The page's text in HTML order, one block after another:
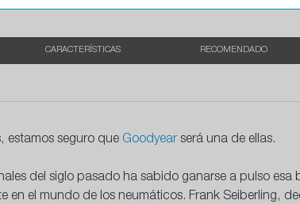
CARACTERÍSTICAS RECOMENDADO
estamos seguro que Goodyear será una de ellas.
del siglo pasado ha sabido ganarse a pulso
en el mundo de los neumáticos. Frank Seiberling,